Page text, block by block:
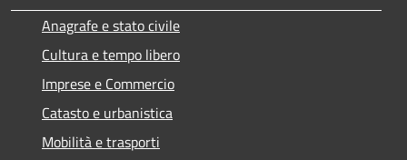
Anagrafe e stato civile
Cultura e tempo libero
Imprese e Commercio
Catasto e urbanistica
Mobilità e trasporti